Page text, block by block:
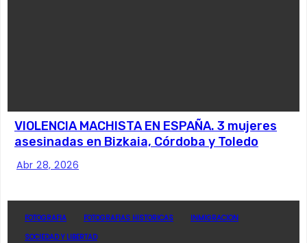
VIOLENCIA MACHISTA EN ESPAÑA. 3 mujeres
asesinadas en Bizkaia, Córdoba y Toledo
Abr 28, 2026
FOTOGRAFIA FOTOGRAFIAS HISTORICAS
INMIGRACION
SOCIEDAD Y LIBERTAD